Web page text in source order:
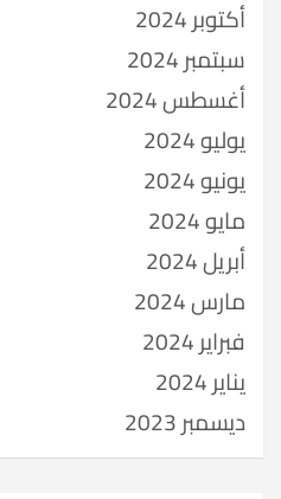
أكتوبر 2024
سبتمبر 2024
أغسطس 2024
يوليو 2024
يونيو 2024
مايو 2024
أبريل 2024
مارس 2024
فبراير 2024
يناير 2024
ديسمبر 2023